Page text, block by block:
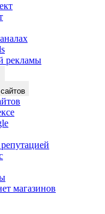
рекламы
магазинов